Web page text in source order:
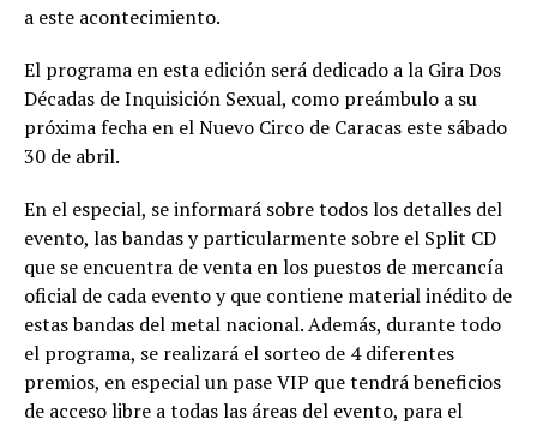
a este acontecimiento.
El programa en esta edición será dedicado a la Gira Dos
Décadas de Inquisición Sexual, como preámbulo a su
próxima fecha en el Nuevo Circo de Caracas este sábado
30 de abril.
En el especial, se informará sobre todos los detalles del
evento, las bandas y particularmente sobre el Split CD
que se encuentra de venta en los puestos de mercancía
oficial de cada evento y que contiene material inédito de
estas bandas del metal nacional. Además, durante todo
el programa, se realizará el sorteo de 4 diferentes
premios, en especial un pase VIP que tendrá beneficios
de acceso libre a todas las áreas del evento, para el